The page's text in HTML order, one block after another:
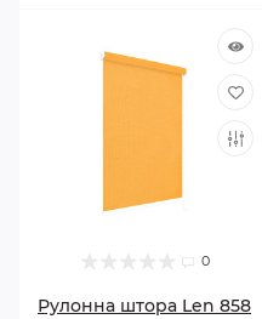
0
Рулонна штора Len 858